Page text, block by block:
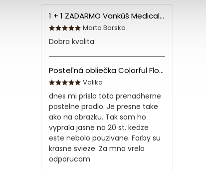
1 + 1 ZADARMO Vankúš Medical 70x90 cm
Marta Borska
Dobra kvalita
Posteľná obliečka Colorful Flowers Modrá 140x200/70x90 cm
Valika
dnes mi prislo toto prenadherne
postelne pradlo. Je presne take
ako na obrazku. Tak som ho
vyprala jasne na 20 st. kedze
este nebolo pouzivane. Farby su
krasne svieze. Za mna vrelo
odporucam